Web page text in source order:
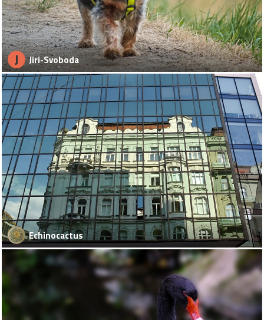
J Jiri-Svoboda
Echinocactus